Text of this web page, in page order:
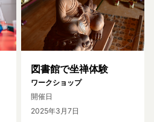
図書館で坐禅体験
ワークショップ
開催日
2025年3月7日